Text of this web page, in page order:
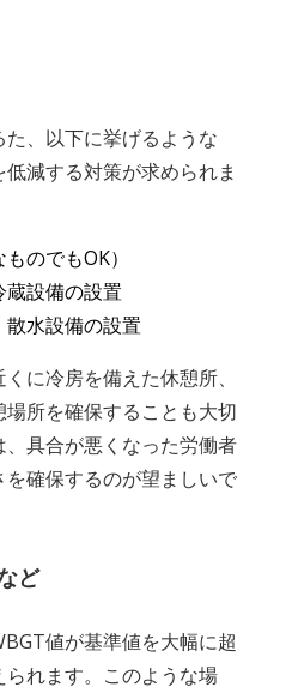
、以下に挙げるような
減する対策が求められま
のでもOK）
設備の設置
散水設備の設置
に冷房を備えた休憩所、
所を確保することも大切
具合が悪くなった労働者
確保するのが望ましいで
ど
値が基準値を大幅に超
れます。このような場